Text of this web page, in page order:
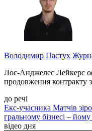
Володимир Пастух
Лос-Анджелес Лейкерс
продовження контракту
до речі
Екс-учасника Матчів
гральному бізнесі –
відео дня